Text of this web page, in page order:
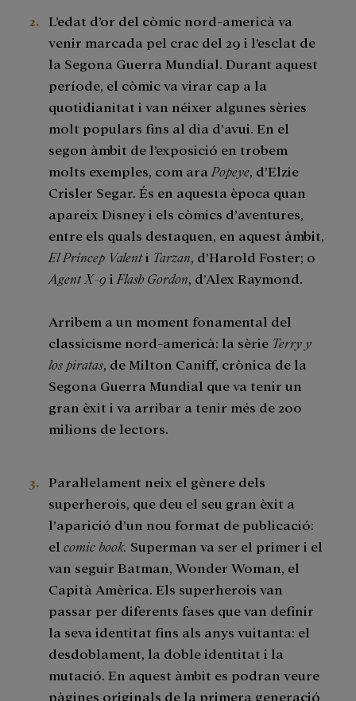
L’edat d’or del còmic nord-americà va
venir marcada pel crac del 29 i l’esclat de
la Segona Guerra Mundial. Durant aquest
període, el còmic va virar cap a la
quotidianitat i van néixer algunes sèries
molt populars fins al dia d’avui. En el
segon àmbit de l’exposició en trobem
molts exemples, com ara Popeye , d’Elzie
Crisler Segar. És en aquesta època quan
apareix Disney i els còmics d’aventures,
entre els quals destaquen, en aquest àmbit,
El Príncep Valenti Tarzan , d’Harold Foster; o
Agent X-9 i Flash Gordon , d’Alex Raymond.
Arribem a un moment fonamental del
classicisme nord-americà: la sèrie Terry y
los piratas , de Milton Caniff, crònica de la
Segona Guerra Mundial que va tenir un
gran èxit i va arribar a tenir més de 200
milions de lectors.
Paral·lelament neix el gènere dels
superherois, que deu el seu gran èxit a
l’aparició d’un nou format de publicació:
el comic book. Superman va ser el primer i el
van seguir Batman, Wonder Woman, el
Capità Amèrica. Els superherois van
passar per diferents fases que van definir
la seva identitat fins als anys vuitanta: el
desdoblament, la doble identitat i la
mutació. En aquest àmbit es podran veure
pàgines originals de la primera generació